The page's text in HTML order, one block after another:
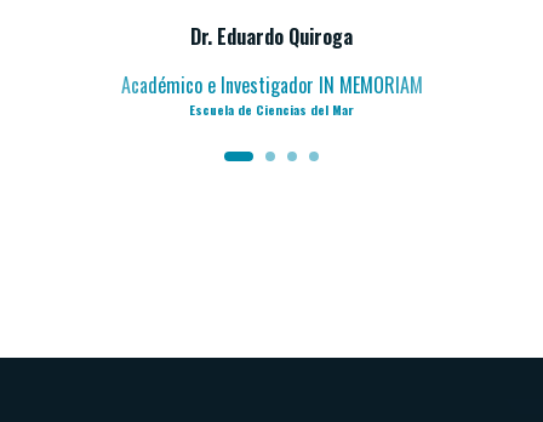
Dr. Eduardo Quiroga
Académico e Investigador IN MEMORIAM
Escuela de Ciencias del Mar